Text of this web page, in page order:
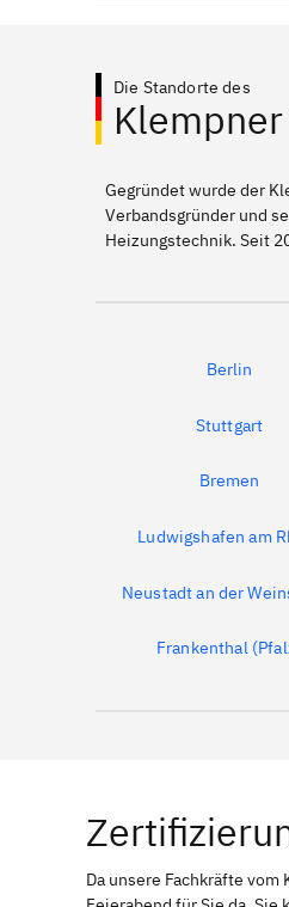
Die Standorte des
Gegründet wurde der
Verbandsgründer und
Heizungstechnik. Seit
Berlin
Stuttgart
Bremen
Ludwigshafen am
Neustadt an der
Frankenthal
Da unsere Fachkräfte